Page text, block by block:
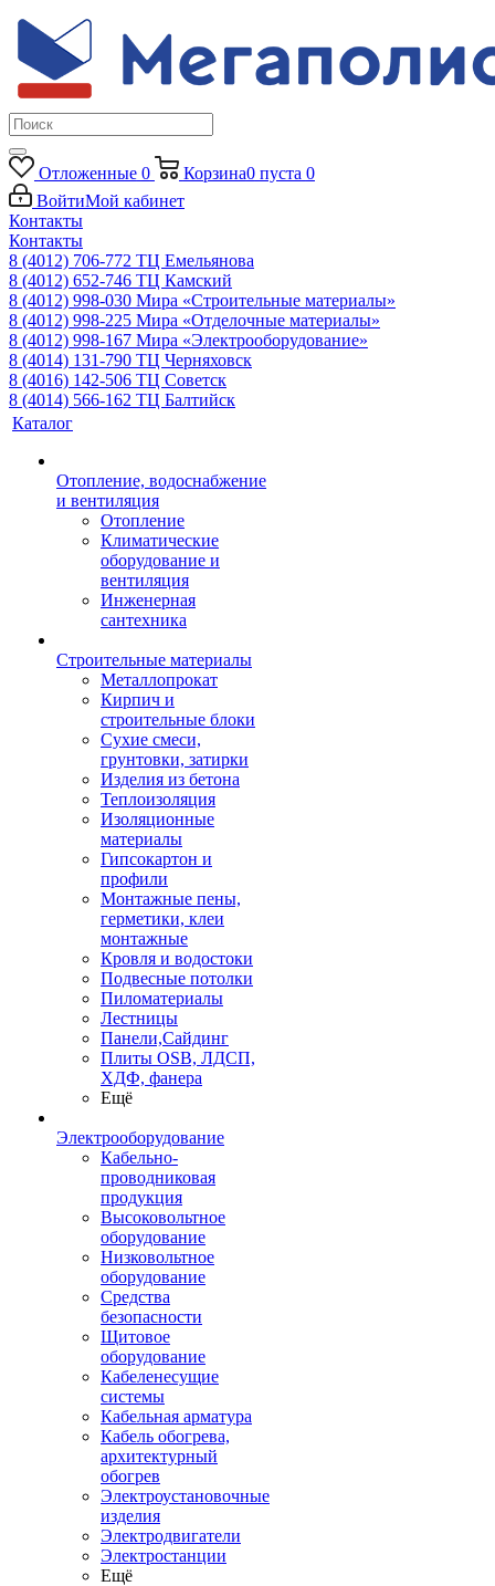
Отложенные 0 Корзина0 пуста 0
ВойтиМой кабинет
Контакты
Контакты
8 (4012) 706-772 ТЦ Емельянова
8 (4012) 652-746 ТЦ Камский
8 (4012) 998-030 Мира «Строительные материалы»
8 (4012) 998-225 Мира «Отделочные материалы»
8 (4012) 998-167 Мира «Электрооборудование»
8 (4014) 131-790 ТЦ Черняховск
8 (4016) 142-506 ТЦ Советск
8 (4014) 566-162 ТЦ Балтийск
Каталог
Отопление, водоснабжение
и вентиляция
Отопление
Климатические
оборудование и
вентиляция
Инженерная
сантехника
Строительные материалы
Металлопрокат
Кирпич и
строительные блоки
Сухие смеси,
грунтовки, затирки
Изделия из бетона
Теплоизоляция
Изоляционные
материалы
Гипсокартон и
профили
Монтажные пены,
герметики, клеи
монтажные
Кровля и водостоки
Подвесные потолки
Пиломатериалы
Лестницы
Панели,Сайдинг
Плиты OSB, ЛДСП,
ХДФ, фанера
Ещё
Электрооборудование
Кабельно-
проводниковая
продукция
Высоковольтное
оборудование
Низковольтное
оборудование
Средства
безопасности
Щитовое
оборудование
Кабеленесущие
системы
Кабельная арматура
Кабель обогрева,
архитектурный
обогрев
Электроустановочные
изделия
Электродвигатели
Электростанции
Ещё